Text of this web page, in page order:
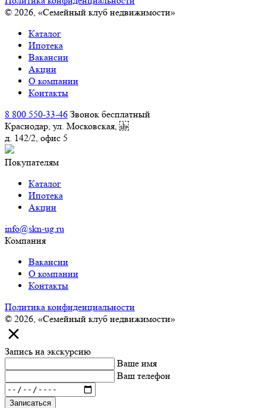
© 2026, «Семейный клуб недвижимости»
Каталог
Ипотека
Вакансии
Акции
О компании
Контакты
8 800 550-33-46 Звонок бесплатный
Краснодар, ул. Московская,
д. 142/2, офис 5
Покупателям
Каталог
Ипотека
Акции
info@skn-ug.ru
Компания
Вакансии
О компании
Контакты
Политика конфиденциальности
© 2026, «Семейный клуб недвижимости»
Запись на экскурсию
Ваше имя
Ваш телефон
Записаться